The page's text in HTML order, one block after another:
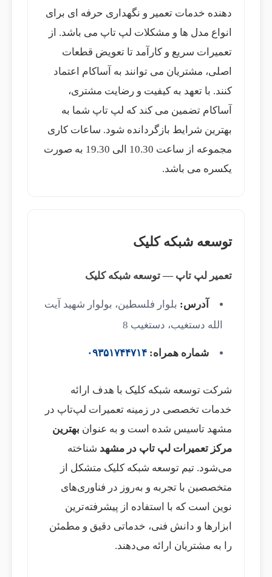
دهنده خدمات تعمیر و نگهداری حرفه ای برای
انواع مدل ها و مشکلات لپ تاپ می باشد. از
تعمیرات سریع و کارآمد تا تعویض قطعات
اصلی، مشتریان می توانند به آساکام اعتماد
کنند. با تعهد به کیفیت و رضایت مشتری،
آساکام تضمین می کند که لپ تاپ شما به
بهترین شرایط بازگردانده شود. ساعات کاری
مجموعه از ساعت 10.30 الی 19.30 به صورت
یکسره می باشد.
توسعه شبکه کلیک
تعمیر لپ تاپ — توسعه شبکه کلیک
آدرس: بلوار فلسطین، بولوار شهید آیت
الله دستغیب، دستغیب 8
شماره همراه: ۰۹۳۵۱۷۴۴۷۱۴
شرکت توسعه شبکه کلیک با هدف ارائه
خدمات تخصصی در زمینه تعمیرات لپ‌تاپ در
مشهد تاسیس شده است و به عنوان بهترین
مرکز تعمیرات لپ تاپ در مشهد شناخته
می‌شود. تیم توسعه شبکه کلیک متشکل از
متخصصین با تجربه و به‌روز در فناوری‌های
نوین است که با استفاده از پیشرفته‌ترین
ابزارها و دانش فنی، خدماتی دقیق و مطمئن
را به مشتریان ارائه می‌دهند.